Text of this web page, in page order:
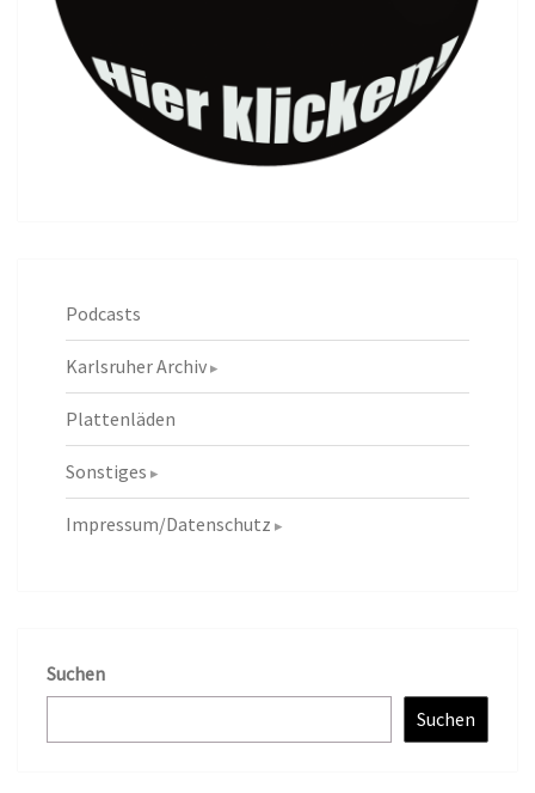
Podcasts
Karlsruher Archiv
Plattenläden
Sonstiges
Impressum/Datenschutz
Suchen
Suchen